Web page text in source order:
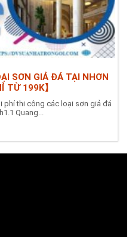
SƠN GIẢ ĐÁ TẠI NHƠN
TỪ 199K】
phí thi công các loại sơn giả đá
Quang...